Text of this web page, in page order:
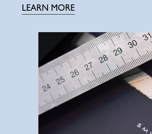
LEARN MORE